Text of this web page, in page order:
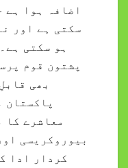
اضافہ ہوا ہے
سکتی ہے اور
ہو سکتی
پشتون قوم
بھی
پاکستان
معاشرے کا
بیوروکریسی
کردار ادا